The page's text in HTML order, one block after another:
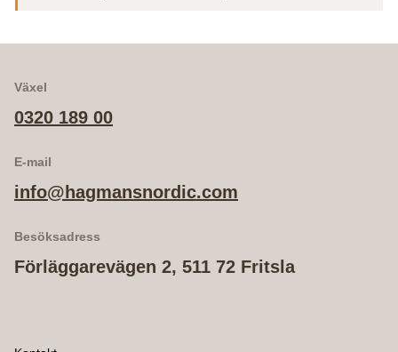
Växel
0320 189 00
E-mail
info@hagmansnordic.com
Besöksadress
Förläggarevägen 2, 511 72 Fritsla